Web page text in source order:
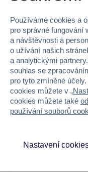
100
100 %
Máte
Používáme cookies a
pro správné fungování
a návštěvnosti a
o užívání našich
a analytickými
souhlas se
pro tyto zmíněné
cookies můžete v „
cookies můžete také
používání souborů
Nastavení